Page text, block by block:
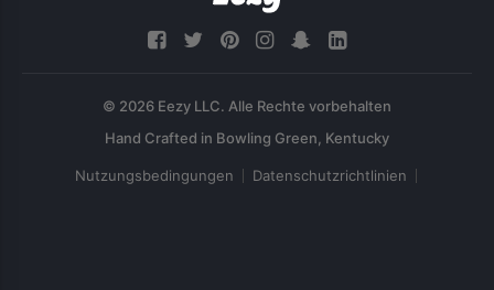
© 2026 Eezy LLC. Alle Rechte vorbehalten
Nutzungsbedingungen Datenschutzrichtlinien